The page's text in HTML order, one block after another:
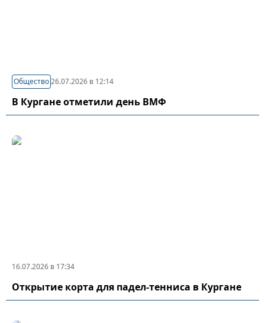
Общество26.07.2026 в 12:14
В Кургане отметили день ВМФ
16.07.2026 в 17:34
Открытие корта для падел-тенниса в Кургане